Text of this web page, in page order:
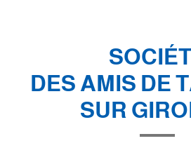
DES AMIS DE
SUR